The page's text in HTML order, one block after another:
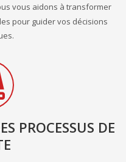
vous aidons à transformer
pour guider vos décisions
PROCESSUS DE